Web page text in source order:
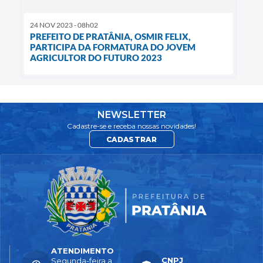
24 NOV 2023 - 08h02
PREFEITO DE PRATÂNIA, OSMIR FELIX,
PARTICIPA DA FORMATURA DO JOVEM
AGRICULTOR DO FUTURO 2023
NEWSLETTER
Cadastre-se e receba nossas novidades!
CADASTRAR
ATENDIMENTO
Segunda-feira a
CNPJ